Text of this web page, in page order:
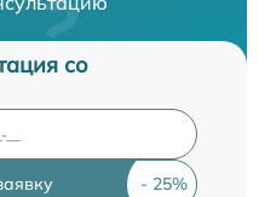
со